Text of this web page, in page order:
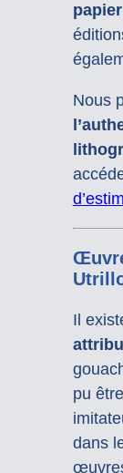
papier
Nous
Il
pu
dans